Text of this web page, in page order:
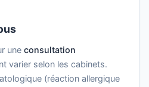
une consultation
varier selon les cabinets.
(réaction allergique